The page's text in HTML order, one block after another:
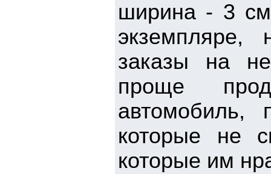
ширина - 3
экземпляре,
заказы на
проще
автомобиль,
которые не
которые им